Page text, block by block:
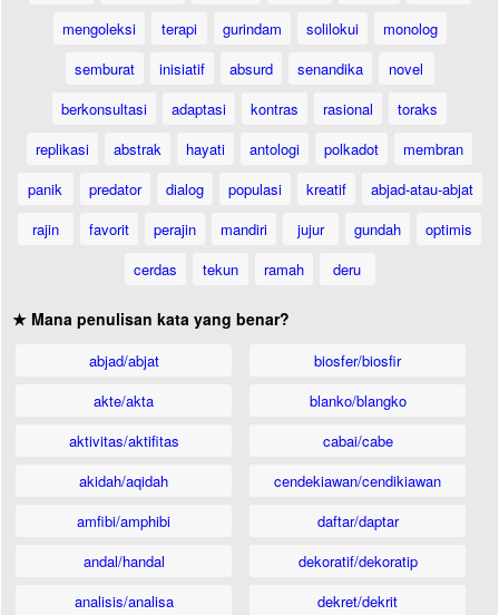
mengoleksi
terapi gurindam solilokui
monolog
semburat
inisiatif absurd senandika
novel
berkonsultasi
adaptasi kontras rasional
toraks
replikasi
abstrak hayati antologi polkadot
membran
panik
predator dialog populasi kreatif
abjad-atau-abjat
rajin
favorit perajin mandiri jujur gundah
optimis
cerdas
tekun ramah deru
★ Mana penulisan kata yang benar?
abjad/abjat
akte/akta
aktivitas/aktifitas
akidah/aqidah
amfibi/amphibi
andal/handal
analisis/analisa
biosfer/biosfir
blanko/blangko
cabai/cabe
cendekiawan/cendikiawan
daftar/daptar
dekoratif/dekoratip
dekret/dekrit